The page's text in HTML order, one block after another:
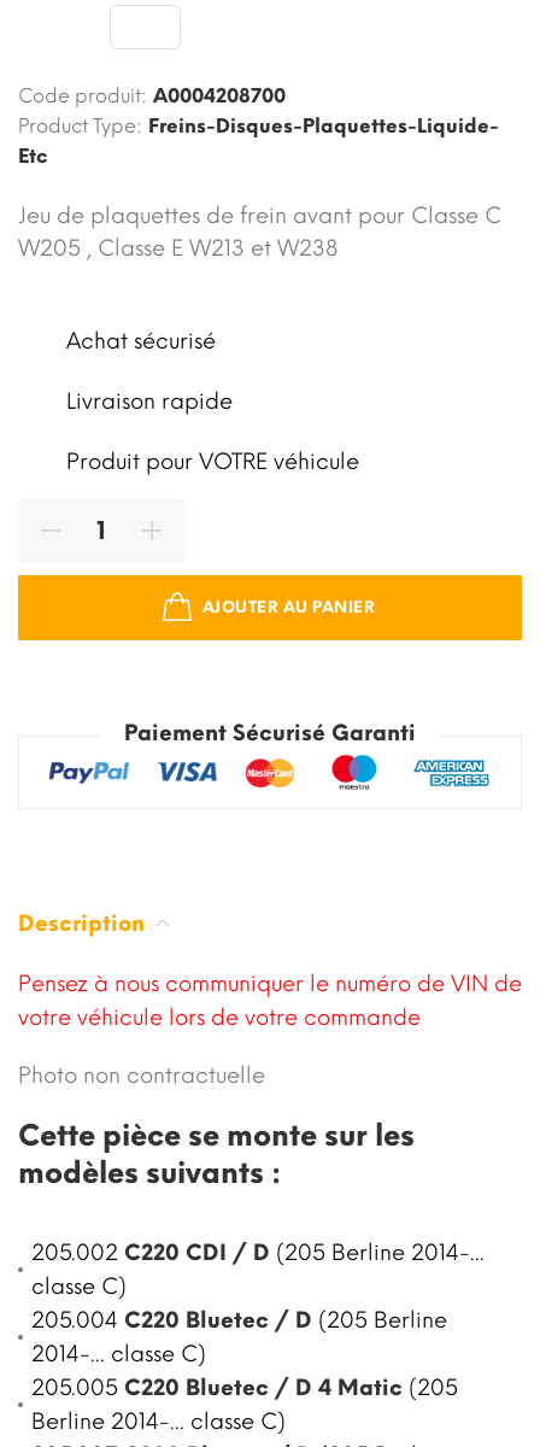
Code produit: A0004208700
Product Type: Freins-Disques-Plaquettes-Liquide-
Etc
Jeu de plaquettes de frein avant pour Classe C
W205 , Classe E W213 et W238
Achat sécurisé
Livraison rapide
Produit pour VOTRE véhicule
AJOUTER AU PANIER
Paiement Sécurisé Garanti
Description
Pensez à nous communiquer le numéro de VIN de
votre véhicule lors de votre commande
Photo non contractuelle
Cette pièce se monte sur les
modèles suivants :
205.002 C220 CDI / D (205 Berline 2014-...
classe C)
205.004 C220 Bluetec / D (205 Berline
2014-... classe C)
205.005 C220 Bluetec / D 4 Matic (205
Berline 2014-... classe C)